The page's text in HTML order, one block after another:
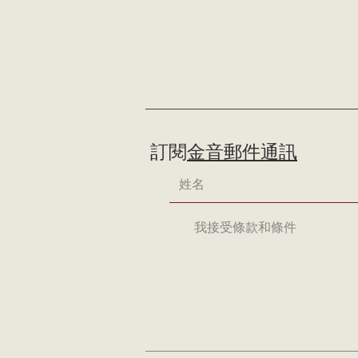
訂閱金音郵件通訊
我接受條款和條件